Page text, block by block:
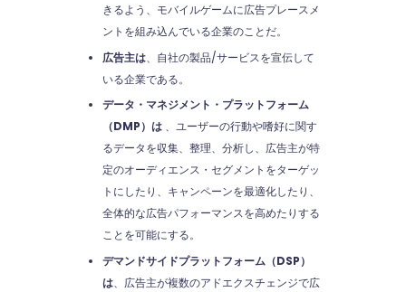
きるよう、モバイルゲームに広告プレースメ
ントを組み込んでいる企業のことだ。
広告主は、自社の製品/サービスを宣伝して
いる企業である。
データ・マネジメント・プラットフォーム
（DMP）は 、ユーザーの行動や嗜好に関す
るデータを収集、整理、分析し、広告主が特
定のオーディエンス・セグメントをターゲッ
トにしたり、キャンペーンを最適化したり、
全体的な広告パフォーマンスを高めたりする
ことを可能にする。
デマンドサイドプラットフォーム（DSP）
は、広告主が複数のアドエクスチェンジで広